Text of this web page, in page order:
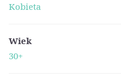
Kobieta
Wiek
30+